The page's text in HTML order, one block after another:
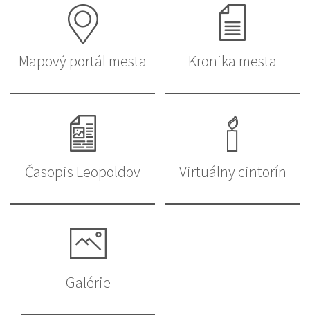
Mapový portál mesta Kronika mesta
Časopis Leopoldov Virtuálny cintorín
Galérie